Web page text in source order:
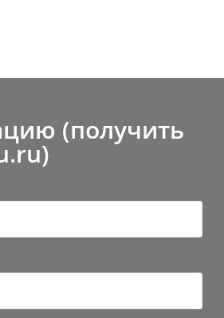
(получить